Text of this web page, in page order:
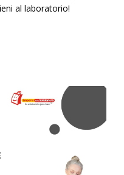
al laboratorio!